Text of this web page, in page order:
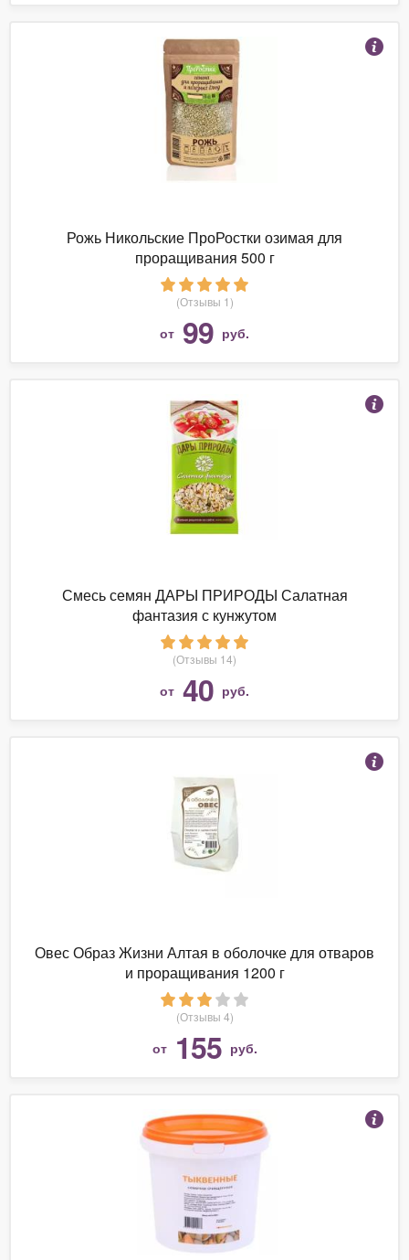
Рожь Никольские ПроРостки озимая для
проращивания 500 г
(Отзывы 1)
от 99 руб.
Смесь семян ДАРЫ ПРИРОДЫ Салатная
фантазия с кунжутом
(Отзывы 14)
от 40 руб.
Овес Образ Жизни Алтая в оболочке для отваров
и проращивания 1200 г
(Отзывы 4)
от 155 руб.